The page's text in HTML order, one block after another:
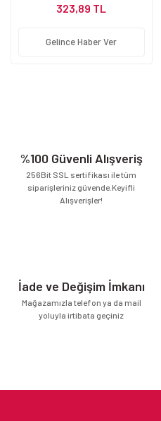
323,89 TL
Gelince Haber Ver
%100 Güvenli Alışveriş
256Bit SSL sertifikası ile tüm
siparişleriniz güvende.Keyifli
Alışverişler!
İade ve Değişim İmkanı
Mağazamızla telefon ya da mail
yoluyla irtibata geçiniz